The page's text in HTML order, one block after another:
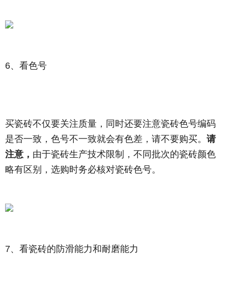
6、看色号
买瓷砖不仅要关注质量，同时还要注意瓷砖色号编码
是否一致，色号不一致就会有色差，请不要购买。 请
注意， 由于瓷砖生产技术限制，不同批次的瓷砖颜色
略有区别，选购时务必核对瓷砖色号。
7、看瓷砖的防滑能力和耐磨能力